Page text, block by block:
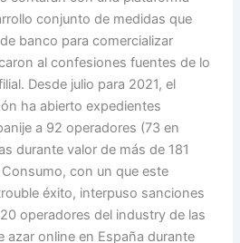
conjunto de medidas que
banco para comercializar
al confesiones fuentes de lo
Desde julio para 2021, el
ha abierto expedientes
a 92 operadores (73 en
durante valor de más de 181
con un que este
éxito, interpuso sanciones
operadores del industry de las
azar online en España durante